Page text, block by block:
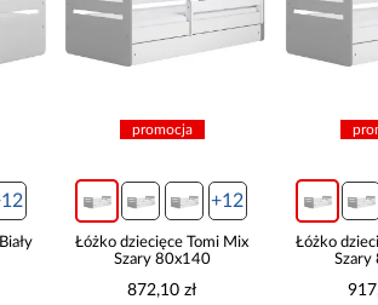
promocja
+12
Łóżko dziecięce Tomi Mix
Szary 80x140
872,10 zł
promocja
Łóżko dziecięce
Szary
917,10 zł